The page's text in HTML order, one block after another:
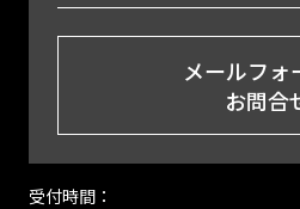
メールフォ
お問合
受付時間：